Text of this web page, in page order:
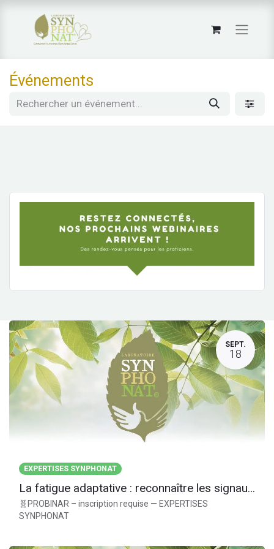
Événements
SEPT.
18
EXPERTISES SYNPHONAT
La fatigue adaptative : reconnaître les signaux du terrain avant d’agir
🧬PROBINAR – inscription requise — EXPERTISES
SYNPHONAT